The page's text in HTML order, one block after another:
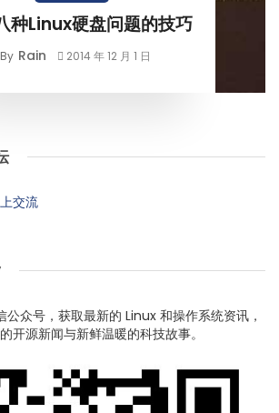
种Linux硬盘问题的技巧
By Rain 2014 年 12 月 1 日
交流
众号，获取最新的 Linux 和操作系统资讯，
开源新闻与新鲜温暖的科技故事。